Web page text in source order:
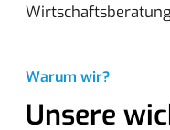
Warum wir?
Unsere